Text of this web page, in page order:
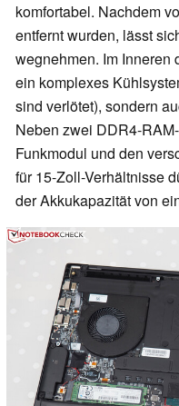
komfortabel. Nachdem
entfernt wurden, lässt
wegnehmen. Im Inneren
ein komplexes
sind verlötet), sondern
Neben zwei DDR4-
Funkmodul und den
für 15-Zoll-Verhältnisse
der Akkukapazität von